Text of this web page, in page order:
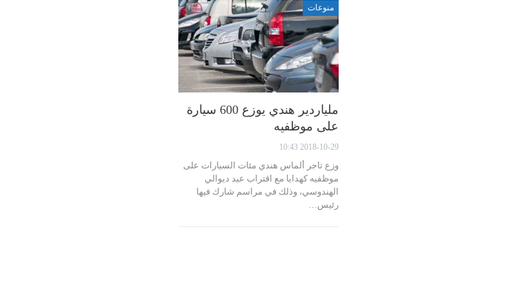
منوعات
ملياردير هندي يوزع 600 سيارة
على موظفيه
2018-10-29 10:43
وزع تاجر ألماس هندي مئات السيارات على
موظفيه كهدايا مع اقتراب عيد ديوالي
الهندوسي، وذلك في مراسم شارك فيها
رئيس…